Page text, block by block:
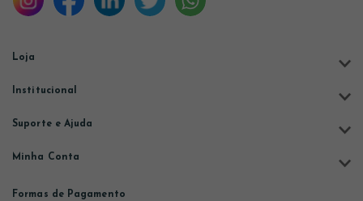
Loja
Institucional
Suporte e Ajuda
Minha Conta
Formas de Pagamento